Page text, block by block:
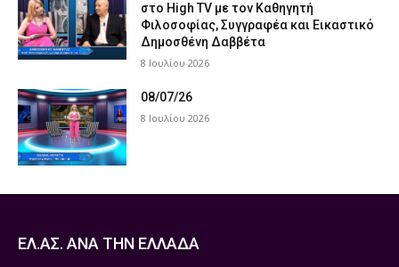
στο High TV με τον Καθηγητή
Φιλοσοφίας, Συγγραφέα και Εικαστικό
Δημοσθένη Δαββέτα
8 Ιουλίου 2026
08/07/26
8 Ιουλίου 2026
ΕΛ.ΑΣ. ΑΝΑ ΤΗΝ ΕΛΛΑΔΑ